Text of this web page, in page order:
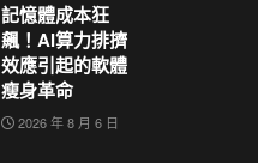
記憶體成本狂
飆！AI算力排擠
效應引起的軟體
瘦身革命
2026 年 8 月 6 日